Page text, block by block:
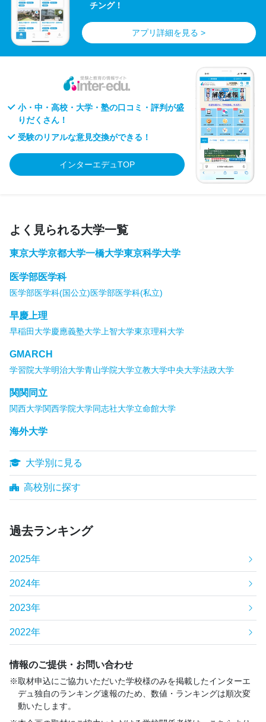
チング！
アプリ詳細を見る >
小・中・高校・大学・塾の口コミ・評判が盛
りだくさん！
受験のリアルな意見交換ができる！
インターエデュTOP
よく見られる大学一覧
東京大学京都大学一橋大学東京科学大学
医学部医学科
医学部医学科(国公立)医学部医学科(私立)
早慶上理
早稲田大学慶應義塾大学 上智大学東京理科大学
GMARCH
学習院大学明治大学青山学院大学立教大学中央大学法政大学
関関同立
関西大学関西学院大学同志社大学立命館大学
海外大学
大学別に見る
高校別に探す
過去ランキング
2025年
2024年
2023年
2022年
情報のご提供・お問い合わせ
取材申込にご協力いただいた学校様のみを掲載したインターエ
デュ独自のランキング速報のため、数値・ランキングは順次変
動いたします。